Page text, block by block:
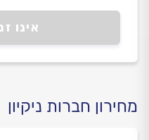
אינו
מחירון חברות ניקיון